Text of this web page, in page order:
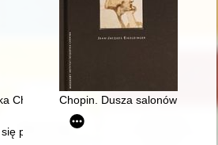
Chopina Chopin. Dusza salonów
przede wszystkim damom... Chopin i